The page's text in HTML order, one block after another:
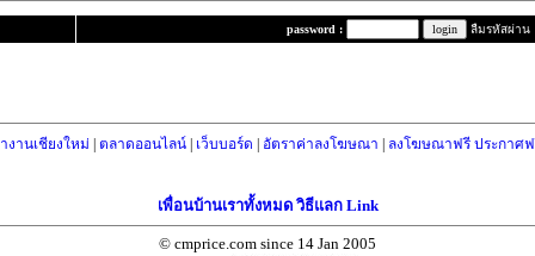
password : ลืมรหัสผ่าน
งานเชียงใหม่ | ตลาดออนไลน์| เว็บบอร์ด | อัตราค่าลงโฆษณา | ลงโฆษณาฟรี ประกาศ
เพื่อนบ้านเราทั้งหมด วิธีแลก Link
© cmprice.com since 14 Jan 2005